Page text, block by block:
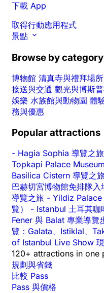
下載 App
取得行動應用程式
景點
Browse by category
博物館 清真寺與禮拜場所
接送與交通 觀光與博斯
娛樂 水族館與動物園 體
務與優惠
Popular attractions
- Hagia Sophia 導覽之
Topkapi Palace
Basilica Cistern 導覽之
巴赫切宮博物館免排隊入
導覽之旅 - Yildiz Palace
覽） - Istanbul 土耳其咖
Fener 與 Balat 專業導覽
覽：Galata、Istiklal、
of Istanbul Live Show
120+ attractions in one
規劃與省錢
比較 Pass
Pass 與價格